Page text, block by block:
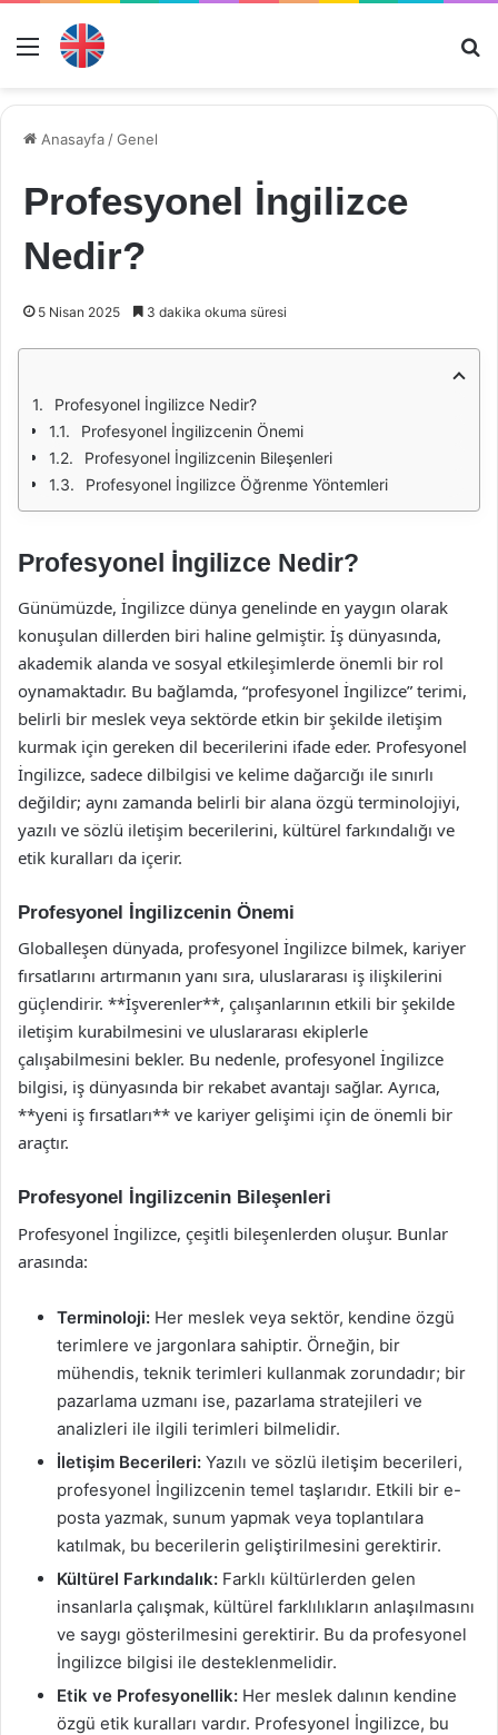
Menü
Anasayfa /Genel
Profesyonel İngilizce
Nedir?
5 Nisan 2025 3 dakika okuma süresi
Profesyonel İngilizce Nedir?
Profesyonel İngilizcenin Önemi
Profesyonel İngilizcenin Bileşenleri
Profesyonel İngilizce Öğrenme Yöntemleri
Profesyonel İngilizce Nedir?
Günümüzde, İngilizce dünya genelinde en yaygın olarak
konuşulan dillerden biri haline gelmiştir. İş dünyasında,
akademik alanda ve sosyal etkileşimlerde önemli bir rol
oynamaktadır. Bu bağlamda, “profesyonel İngilizce” terimi,
belirli bir meslek veya sektörde etkin bir şekilde iletişim
kurmak için gereken dil becerilerini ifade eder. Profesyonel
İngilizce, sadece dilbilgisi ve kelime dağarcığı ile sınırlı
değildir; aynı zamanda belirli bir alana özgü terminolojiyi,
yazılı ve sözlü iletişim becerilerini, kültürel farkındalığı ve
etik kuralları da içerir.
Profesyonel İngilizcenin Önemi
Globalleşen dünyada, profesyonel İngilizce bilmek, kariyer
fırsatlarını artırmanın yanı sıra, uluslararası iş ilişkilerini
güçlendirir. **İşverenler**, çalışanlarının etkili bir şekilde
iletişim kurabilmesini ve uluslararası ekiplerle
çalışabilmesini bekler. Bu nedenle, profesyonel İngilizce
bilgisi, iş dünyasında bir rekabet avantajı sağlar. Ayrıca,
**yeni iş fırsatları** ve kariyer gelişimi için de önemli bir
araçtır.
Profesyonel İngilizcenin Bileşenleri
Profesyonel İngilizce, çeşitli bileşenlerden oluşur. Bunlar
arasında:
Terminoloji: Her meslek veya sektör, kendine özgü
terimlere ve jargonlara sahiptir. Örneğin, bir
mühendis, teknik terimleri kullanmak zorundadır; bir
pazarlama uzmanı ise, pazarlama stratejileri ve
analizleri ile ilgili terimleri bilmelidir.
İletişim Becerileri: Yazılı ve sözlü iletişim becerileri,
profesyonel İngilizcenin temel taşlarıdır. Etkili bir e-
posta yazmak, sunum yapmak veya toplantılara
katılmak, bu becerilerin geliştirilmesini gerektirir.
Kültürel Farkındalık: Farklı kültürlerden gelen
insanlarla çalışmak, kültürel farklılıkların anlaşılmasını
ve saygı gösterilmesini gerektirir. Bu da profesyonel
İngilizce bilgisi ile desteklenmelidir.
Etik ve Profesyonellik: Her meslek dalının kendine
özgü etik kuralları vardır. Profesyonel İngilizce, bu